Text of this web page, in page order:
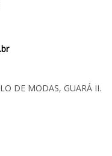
DE MODAS, GUARÁ II.